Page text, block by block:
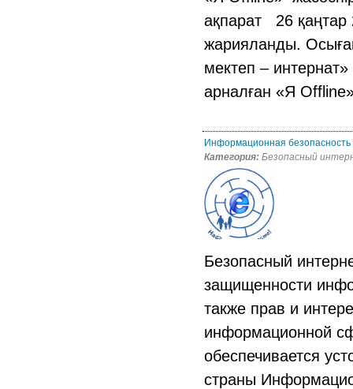
ақпарат 26 қаңтар
жарияланды.
мектеп –
арналған «Я
Информационная безопасность
Категория: Безопасный
Безопасный
защищенности
также прав и
информационной
обеспечивается
страны